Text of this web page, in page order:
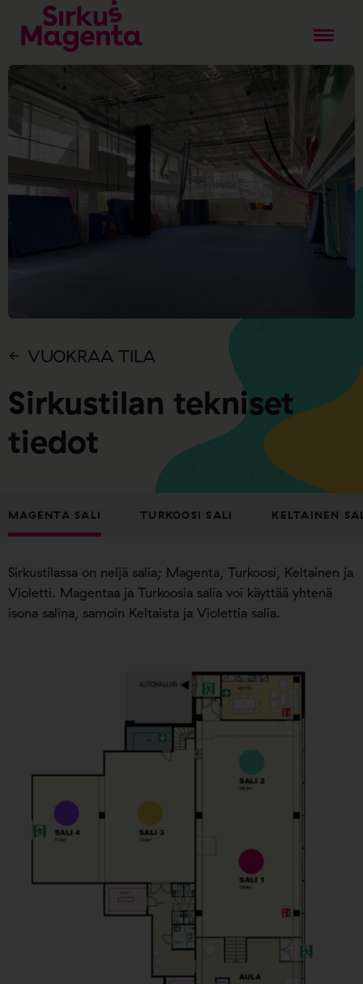
VUOKRAA TILA
Sirkustilan tekniset
tiedot
MAGENTA SALI TURKOOSI SALI KELTAINEN
Sirkustilassa on neljä salia; Magenta, Turkoosi, Keltainen ja
Violetti. Magentaa ja Turkoosia salia voi käyttää yhtenä
isona salina, samoin Keltaista ja Violettia salia.